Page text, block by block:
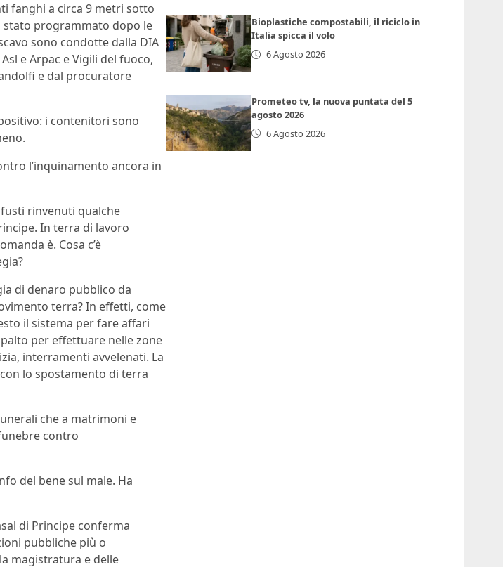
fanghi a circa 9 metri sotto
stato programmato dopo le
sono condotte dalla DIA
e Arpac e Vigili del fuoco,
e dal procuratore
i contenitori sono
l’inquinamento ancora in
rinvenuti qualche
In terra di lavoro
è. Cosa c’è
di denaro pubblico da
terra? In effetti, come
il sistema per fare affari
per effettuare nelle zone
interramenti avvelenati. La
lo spostamento di terra
che a matrimoni e
contro
del bene sul male. Ha
di Principe conferma
pubbliche più o
magistratura e delle
Bioplastiche compostabili, il riciclo in
Italia spicca il volo
6 Agosto 2026
Prometeo tv, la nuova puntata del 5
agosto 2026
6 Agosto 2026